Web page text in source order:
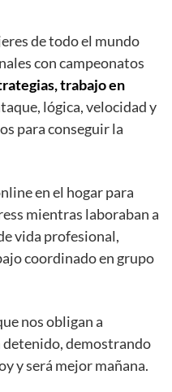
de todo el mundo
con campeonatos
trabajo en
lógica, velocidad y
para conseguir la
en el hogar para
mientras laboraban a
vida profesional,
coordinado en grupo
nos obligan a
detenido, demostrando
y será mejor mañana.